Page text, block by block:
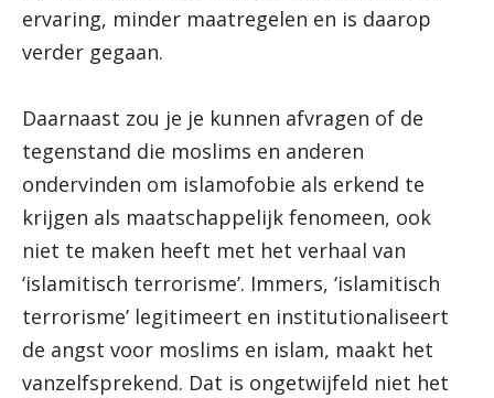
ervaring, minder maatregelen en is daarop
verder gegaan.
Daarnaast zou je je kunnen afvragen of de
tegenstand die moslims en anderen
ondervinden om islamofobie als erkend te
krijgen als maatschappelijk fenomeen, ook
niet te maken heeft met het verhaal van
‘islamitisch terrorisme’. Immers, ‘islamitisch
terrorisme’ legitimeert en institutionaliseert
de angst voor moslims en islam, maakt het
vanzelfsprekend. Dat is ongetwijfeld niet het